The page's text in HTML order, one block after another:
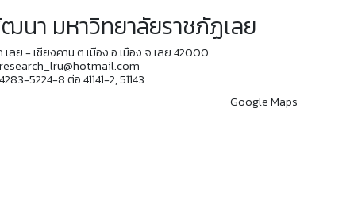
นา มหาวิทยาลัยราชภัฏเลย
เลย - เชียงคาน ต.เมือง อ.เมือง จ.เลย 42000
research_lru@hotmail.com
5224-8 ต่อ 41141-2, 51143
Google Maps